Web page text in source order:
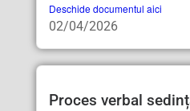
Deschide documentul aici
02/04/2026
Proces verbal